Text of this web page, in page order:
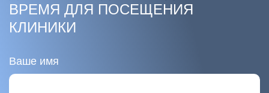
ВРЕМЯ ДЛЯ ПОСЕЩЕНИЯ
КЛИНИКИ
Ваше имя